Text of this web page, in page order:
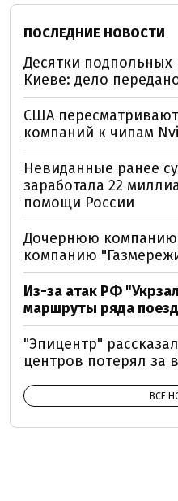
ПОСЛЕДНИЕ НОВОСТИ
Десятки подпольных
Киеве: дело
США пересматривают
компаний к чипам
Невиданные ранее
заработала 22
помощи России
Дочернюю
компанию
Из-за атак РФ
маршруты ряда
"Эпицентр"
центров потерял за
ВСЕ